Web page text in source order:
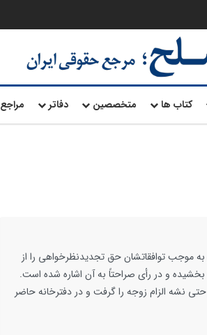
کتاب ها متخصصین دفاتر مراجع
موجب توافقاتشان حق تجدیدنظرخواهی را از
و در رأی صراحتاً به آن اشاره شده است.
حتی نشه الزام زوجه را گرفت و در دفترخانه حاضر